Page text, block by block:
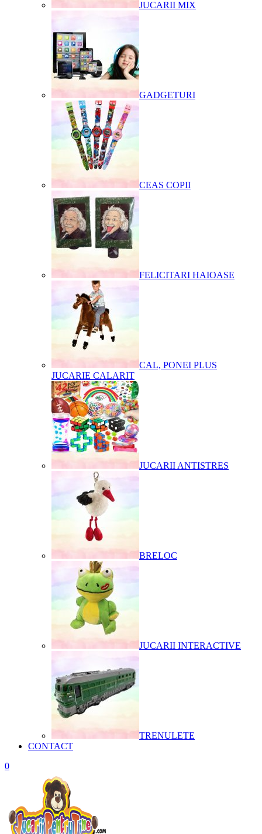
JUCARII MIX
GADGETURI
CEAS COPII
FELICITARI HAIOASE
CAL, PONEI PLUS
JUCARIE CALARIT
JUCARII ANTISTRES
BRELOC
JUCARII INTERACTIVE
TRENULETE
CONTACT
0